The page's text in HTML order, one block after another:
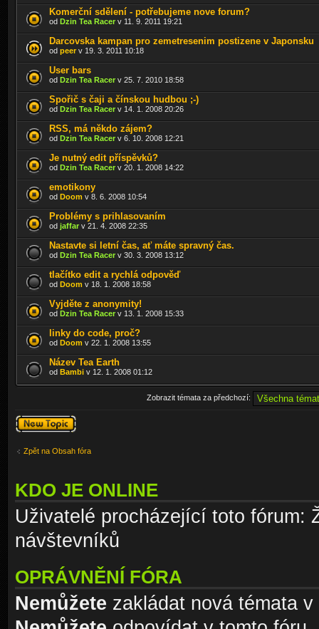
Komerční sdělení - potřebujeme nove forum?
od Dzin Tea Racer v 11. 9. 2011 19:21
Darcovska kampan pro zemetresenim postizene v Japonsku
od peer v 19. 3. 2011 10:18
User bars
od Dzin Tea Racer v 25. 7. 2010 18:58
Spořič s čaji a čínskou hudbou ;-)
od Dzin Tea Racer v 14. 1. 2008 20:26
RSS, má někdo zájem?
od Dzin Tea Racer v 6. 10. 2008 12:21
Je nutný edit příspěvků?
od Dzin Tea Racer v 20. 1. 2008 14:22
emotikony
od Doom v 8. 6. 2008 10:54
Problémy s prihlasovaním
od jaffar v 21. 4. 2008 22:35
Nastavte si letní čas, ať máte spravný čas.
od Dzin Tea Racer v 30. 3. 2008 13:12
tlačítko edit a rychlá odpověď
od Doom v 18. 1. 2008 18:58
Vyjděte z anonymity!
od Dzin Tea Racer v 13. 1. 2008 15:33
linky do code, proč?
od Doom v 22. 1. 2008 13:55
Název Tea Earth
od Bambi v 12. 1. 2008 01:12
Zobrazit témata za předchozí:
Odeslat nové
téma
Zpět na Obsah fóra
KDO JE ONLINE
Uživatelé procházející toto fórum:
návštevníků
OPRÁVNĚNÍ FÓRA
Nemůžete zakládat nová témata